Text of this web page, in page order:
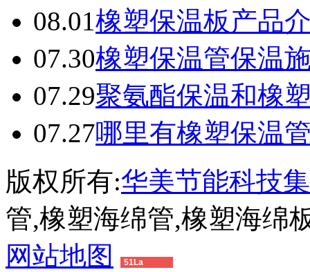
08.01橡塑保温板产品
07.30橡塑保温管保温
07.29聚氨酯保温和橡
07.27哪里有橡塑保温
版权所有:华美节能科技
管,橡塑海绵管,橡塑海绵
网站地图
51La